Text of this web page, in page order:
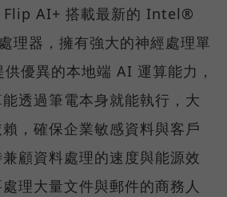
AI+ 搭載最新的 Intel®
器，擁有強大的神經處理單
優異的本地端 AI 運算能力，
透過筆電本身就能執行，大
，確保企業敏感資料與客戶
顧資料處理的速度與能源效
理大量文件與郵件的商務人